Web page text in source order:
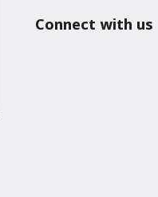
Connect with us